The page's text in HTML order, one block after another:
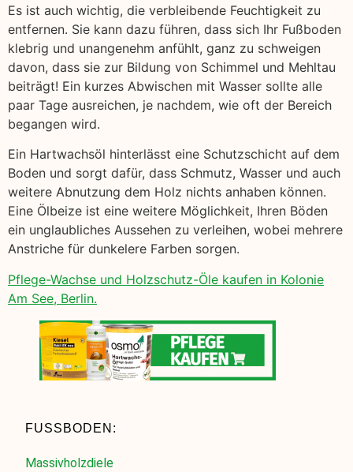
Es ist auch wichtig, die verbleibende Feuchtigkeit zu
entfernen. Sie kann dazu führen, dass sich Ihr Fußboden
klebrig und unangenehm anfühlt, ganz zu schweigen
davon, dass sie zur Bildung von Schimmel und Mehltau
beiträgt! Ein kurzes Abwischen mit Wasser sollte alle
paar Tage ausreichen, je nachdem, wie oft der Bereich
begangen wird.
Ein Hartwachsöl hinterlässt eine Schutzschicht auf dem
Boden und sorgt dafür, dass Schmutz, Wasser und auch
weitere Abnutzung dem Holz nichts anhaben können.
Eine Ölbeize ist eine weitere Möglichkeit, Ihren Böden
ein unglaubliches Aussehen zu verleihen, wobei mehrere
Anstriche für dunkelere Farben sorgen.
Pflege-Wachse und Holzschutz-Öle kaufen in Kolonie
Am See, Berlin.
FUSSBODEN:
Massivholzdiele